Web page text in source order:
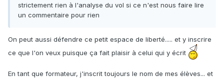
strictement rien à l'analyse du vol si ce n'est nous faire lire
un commentaire pour rien
On peut aussi défendre ce petit espace de liberté..... et y inscrire
ce que l'on veux puisque ça fait plaisir à celui qui y écrit
En tant que formateur, j'inscrit toujours le nom de mes élèves... et